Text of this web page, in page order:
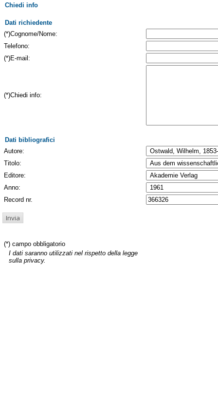
Chiedi info
Dati richiedente
(*)Cognome/Nome:
Telefono:
(*)E-mail:
(*)Chiedi info:
Dati bibliografici
Autore:
Titolo:
Editore:
Anno:
Record nr.
(*) campo obbligatorio
I dati saranno utilizzati nel rispetto della legge
sulla privacy.